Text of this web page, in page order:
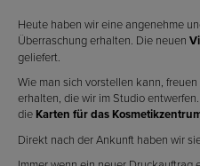
Heute haben wir eine angenehme
Überraschung erhalten. Die neuen
geliefert.
Wie man sich vorstellen kann,
erhalten, die wir im Studio
die Karten für das
Direkt nach der Ankunft haben wir